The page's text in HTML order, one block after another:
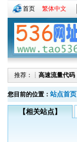
首页 繁体中文
推荐：┊ 高速流量代码
您目前的位置： 站点首页
【相关站点】